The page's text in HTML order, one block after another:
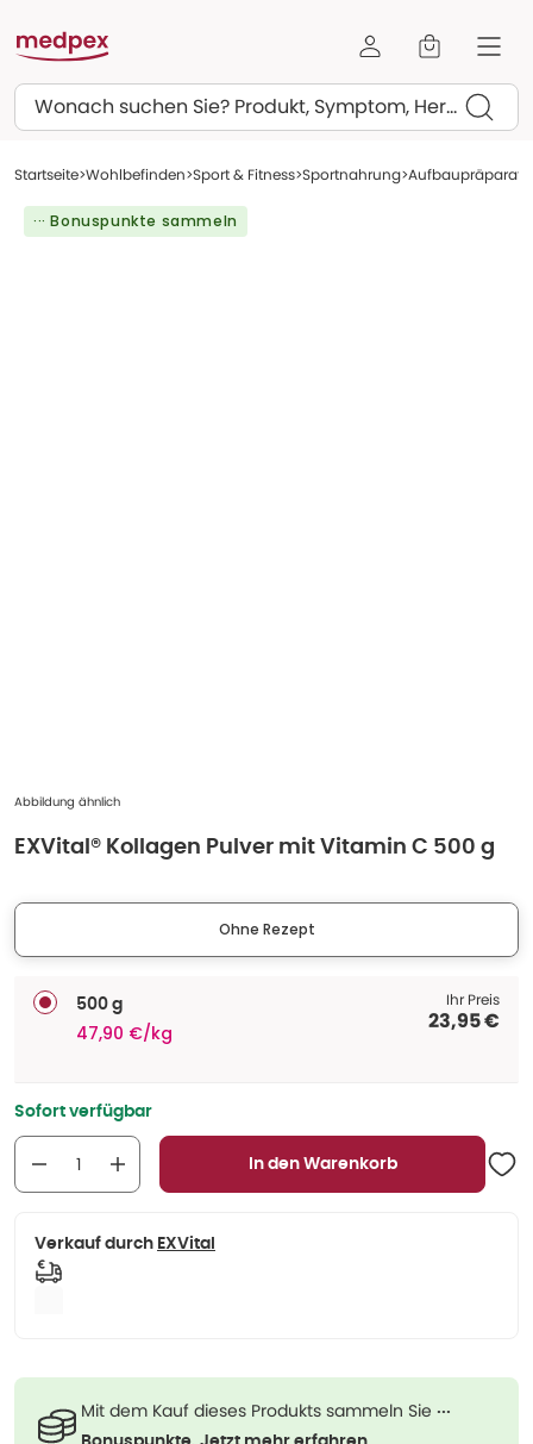
Suchen
Startseite Wohlbefinden Sport & Fitness Sportnahrung Aufbaupräparate
··· Bonuspunkte sammeln
Abbildung ähnlich
EXVital® Kollagen Pulver mit Vitamin C 500 g
Ohne Rezept
500 g
47,90 €/kg
Ihr Preis
23,95 €
Sofort verfügbar
In den Warenkorb
Verkauf durch EXVital
Mit dem Kauf dieses Produkts sammeln Sie ···